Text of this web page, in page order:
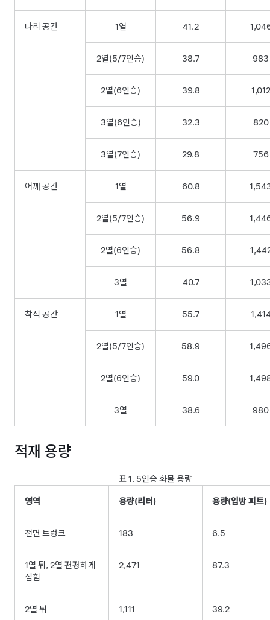
다리 공간 1열 41.2
2열(5/7인승) 38.7 983
2열(6인승) 39.8 1,012
3열(6인승) 32.3 820
3열(7인승) 29.8 756
어깨 공간 1열 60.8
2열(5/7인승) 56.9
2열(6인승) 56.8
3열 40.7
착석 공간 1열 55.7
2열(5/7인승) 58.9
2열(6인승) 59.0
3열 38.6 980
적재 용량
표 1. 5인승 화물 용량
영역 용량(리터) 용량(입방 피트)
전면 트렁크 183 6.5
1열 뒤, 2열 편평하게
접힘
2,471 87.3
2열 뒤 1,111 39.2